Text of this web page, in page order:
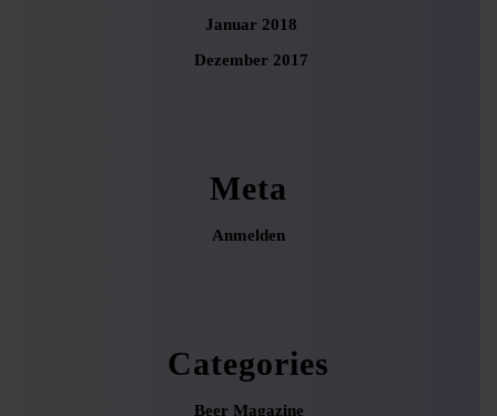
Januar 2018
Dezember 2017
Meta
Anmelden
Categories
Beer Magazine